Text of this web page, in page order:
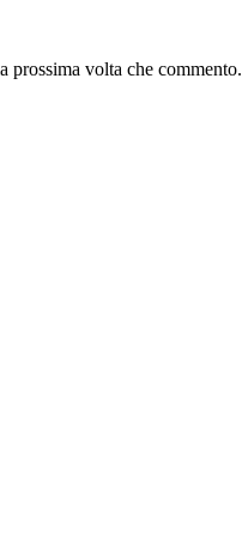
prossima volta che commento.